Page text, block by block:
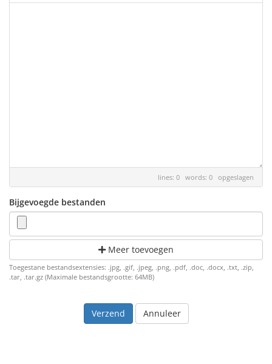
lines: 0 words: 0 opgeslagen
Bijgevoegde bestanden
Meer toevoegen
Toegestane bestandsextensies: .jpg, .gif, .jpeg, .png, .pdf, .doc, .docx, .txt, .zip,
.tar, .tar.gz (Maximale bestandsgrootte: 64MB)
Annuleer